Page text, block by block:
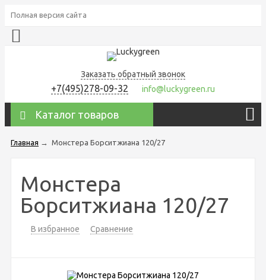
Полная версия сайта
Заказать обратный звонок
+7(495)278-09-32 info@luckygreen.ru
Каталог товаров
Главная → Монстера Борситжиана 120/27
Монстера
Борситжиана 120/27
В избранное Сравнение